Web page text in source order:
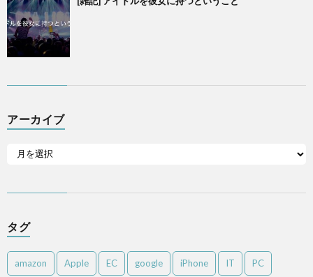
アーカイブ
タグ
amazon Apple EC google iPhone IT PC